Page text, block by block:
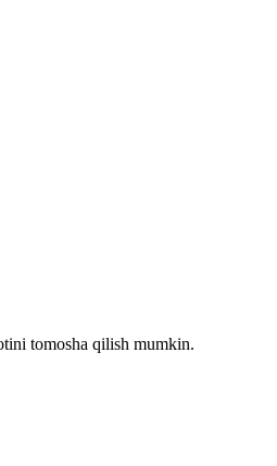
tomosha qilish mumkin.